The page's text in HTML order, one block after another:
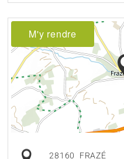
M'y rendre
28160 FRAZÉ